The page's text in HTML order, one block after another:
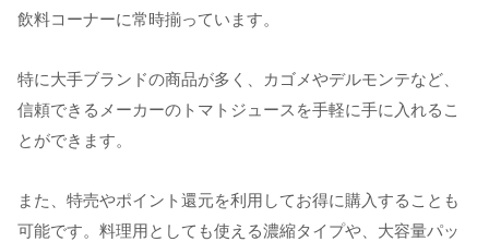
飲料コーナーに常時揃っています。
特に大手ブランドの商品が多く、カゴメやデルモンテなど、
信頼できるメーカーのトマトジュースを手軽に手に入れるこ
とができます。
また、特売やポイント還元を利用してお得に購入することも
可能です。料理用としても使える濃縮タイプや、大容量パッ